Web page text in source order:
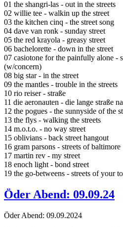
01 the shangri-las - out in the streets
02 willie tee - walkin up the street
03 the kitchen cinq - the street song
04 dave van ronk - sunday street
05 the red krayola - greasy street
06 bachelorette - down in the street
07 casiotone for the painfully alone -
(w/concern)
08 big star - in the street
09 the mantles - trouble in the streets
10 rio reiser - straße
11 die aeronauten - die lange straße
12 the pogues - the sunnyside of the
13 the flys - walking the streets
14 m.o.t.o. - no way street
15 oblivians - back street hangout
16 gram parsons - streets of baltimore
17 martin rev - my street
18 enoch light - bond street
19 the go-betweens - streets of your
Öder Abend: 09.09.24
Öder Abend: 09.09.2024